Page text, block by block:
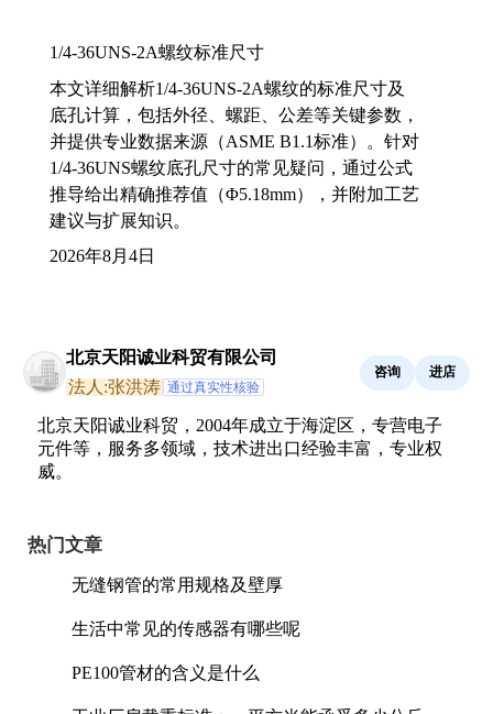
1/4-36UNS-2A螺纹标准尺寸
本文详细解析1/4-36UNS-2A螺纹的标准尺寸及
底孔计算，包括外径、螺距、公差等关键参数，
并提供专业数据来源（ASME B1.1标准）。针对
1/4-36UNS螺纹底孔尺寸的常见疑问，通过公式
推导给出精确推荐值（Φ5.18mm），并附加工艺
建议与扩展知识。
2026年8月4日
北京天阳诚业科贸有限公司
法人:张洪涛 通过真实性核验
咨询 进店
北京天阳诚业科贸，2004年成立于海淀区，专营电子
元件等，服务多领域，技术进出口经验丰富，专业权
威。
热门文章
无缝钢管的常用规格及壁厚
生活中常见的传感器有哪些呢
PE100管材的含义是什么